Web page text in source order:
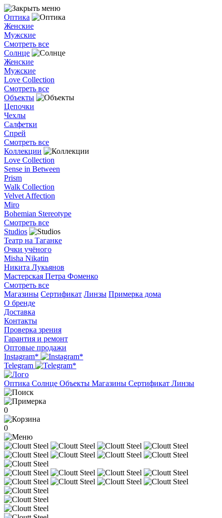
Оптика
Женские
Мужские
Смотреть все
Солнце
Женские
Мужские
Love Collection
Смотреть все
Объекты
Цепочки
Чехлы
Салфетки
Спрей
Смотреть все
Коллекции
Love Collection
Sense in Between
Prism
Walk Collection
Velvet Affection
Miro
Bohemian Stereotype
Смотреть все
Studios
Театр на Таганке
Очки учёного
Misha Nikatin
Никита Лукьянов
Мастерская Петра Фоменко
Смотреть все
Магазины Сертификат Линзы Примерка дома
О бренде
Доставка
Контакты
Проверка зрения
Гарантия и ремонт
Оптовые продажи
Instagram*
Telegram
Оптика Солнце Объекты Магазины Сертификат Линзы
0
0